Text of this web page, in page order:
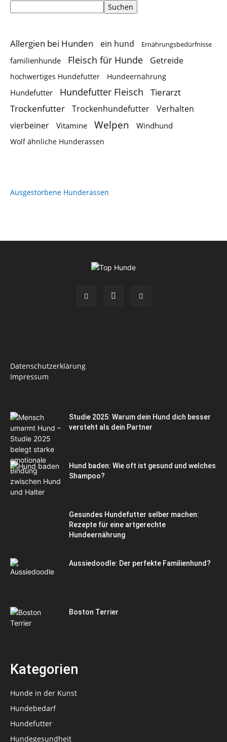
Suchen
Allergien bei Hunden ein hund Ernährungsbedürfnisse
familienhunde Fleisch für Hunde Getreide
hochwertiges Hundefutter Hundeernährung
Hundefutter Hundefutter Fleisch
Tierarzt
Trockenfutter
Trockenhundefutter
Verhalten
vierbeiner
Vitamine Welpen Windhund
Wolf ähnliche Hunderassen
Ausgestorbene Hunderassen
Datenschutzerklärung
Impressum
Studie 2025: Warum dein Hund dich besser
versteht als dein Partner
Hund baden: Wie oft ist gesund und welches
Shampoo?
Gesundes Hundefutter selber machen:
Rezepte für eine artgerechte
Hundeernährung
Aussiedoodle: Der perfekte Familienhund?
Boston Terrier
Kategorien
Hunde in der Kunst
Hundebedarf
Hundefutter
Hundegesundheit